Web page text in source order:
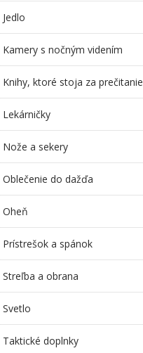
Jedlo
Kamery s nočným videním
Knihy, ktoré stoja za prečitanie
Lekárničky
Nože a sekery
Oblečenie do dažďa
Oheň
Prístrešok a spánok
Streľba a obrana
Svetlo
Taktické doplnky